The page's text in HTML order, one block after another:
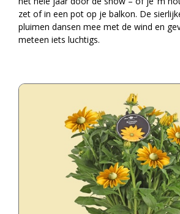
zet of in een pot op je balkon. De
pluimen dansen mee met de wind en
meteen iets luchtigs.